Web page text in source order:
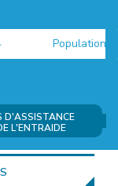
Population
D'ASSISTANCE
L'ENTRAIDE